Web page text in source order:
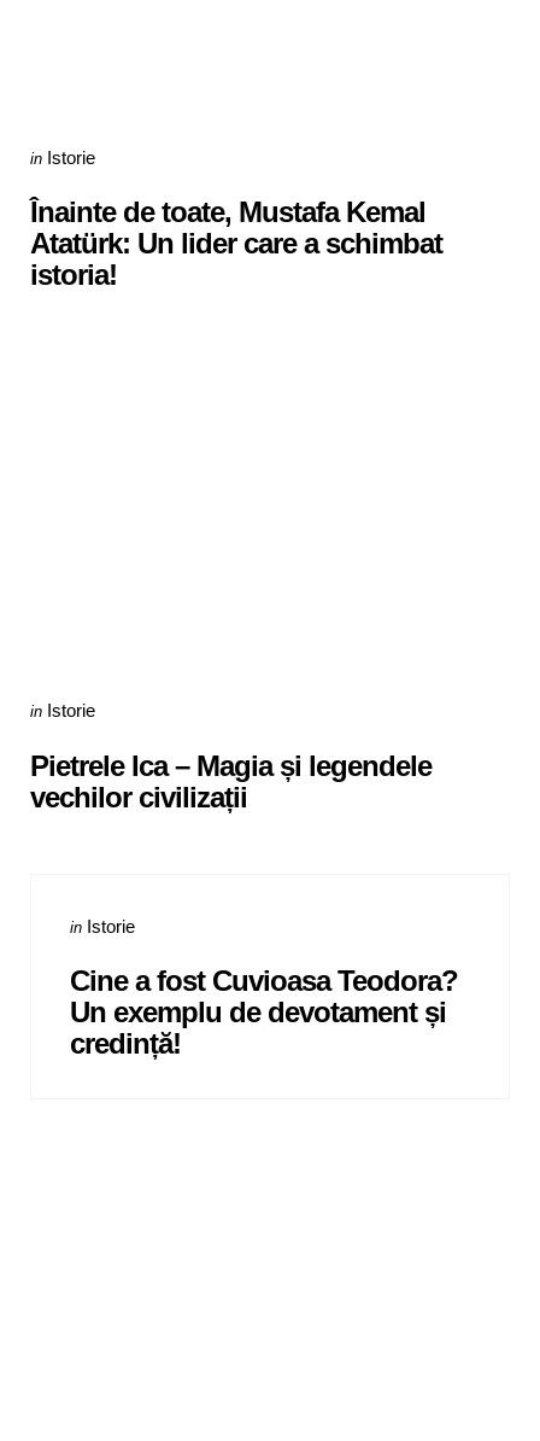
Categories
Posted
in Istorie
Înainte de toate, Mustafa Kemal
Atatürk: Un lider care a schimbat
istoria!
Categories
Posted
in Istorie
Pietrele Ica – Magia și legendele
vechilor civilizații
Categories
Posted
in Istorie
Cine a fost Cuvioasa Teodora?
Un exemplu de devotament și
credință!